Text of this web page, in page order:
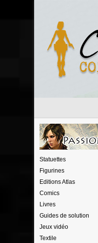
Statuettes
Figurines
Editions Atlas
Comics
Livres
Guides de solution
Jeux vidéo
Textile